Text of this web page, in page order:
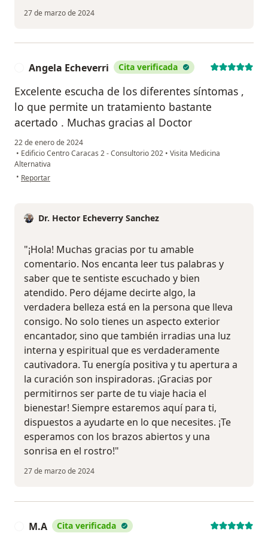
27 de marzo de 2024
Angela Echeverri Cita verificada
Excelente escucha de los diferentes síntomas ,
lo que permite un tratamiento bastante
acertado . Muchas gracias al Doctor
22 de enero de 2024
• Edificio Centro Caracas 2 - Consultorio 202 • Visita Medicina
Alternativa
• en opinión del usuario Angela Echeverri
Reportar
Dr. Hector Echeverry Sanchez
"¡Hola! Muchas gracias por tu amable
comentario. Nos encanta leer tus palabras y
saber que te sentiste escuchado y bien
atendido. Pero déjame decirte algo, la
verdadera belleza está en la persona que lleva
consigo. No solo tienes un aspecto exterior
encantador, sino que también irradias una luz
interna y espiritual que es verdaderamente
cautivadora. Tu energía positiva y tu apertura a
la curación son inspiradoras. ¡Gracias por
permitirnos ser parte de tu viaje hacia el
bienestar! Siempre estaremos aquí para ti,
dispuestos a ayudarte en lo que necesites. ¡Te
esperamos con los brazos abiertos y una
sonrisa en el rostro!"
27 de marzo de 2024
M.A Cita verificada